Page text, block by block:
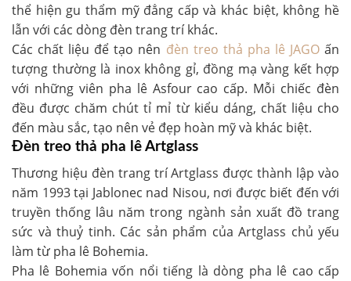
thể hiện gu thẩm mỹ đẳng cấp và khác biệt, không hề
lẫn với các dòng đèn trang trí khác.
Các chất liệu để tạo nên đèn treo thả pha lê JAGOấn
tượng thường là inox không gỉ, đồng mạ vàng kết hợp
với những viên pha lê Asfour cao cấp. Mỗi chiếc đèn
đều được chăm chút tỉ mỉ từ kiểu dáng, chất liệu cho
đến màu sắc, tạo nên vẻ đẹp hoàn mỹ và khác biệt.
Đèn treo thả pha lê Artglass
Thương hiệu đèn trang trí Artglass được thành lập vào
năm 1993 tại Jablonec nad Nisou, nơi được biết đến với
truyền thống lâu năm trong ngành sản xuất đồ trang
sức và thuỷ tinh. Các sản phẩm của Artglass chủ yếu
làm từ pha lê Bohemia.
Pha lê Bohemia vốn nổi tiếng là dòng pha lê cao cấp